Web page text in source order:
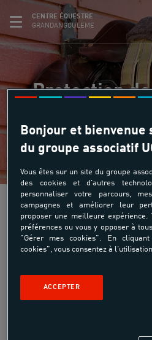
CENTRE ÉQUESTRE
GRANDANGOULEME
Protection
Toute représentation
site ou de son contenu
textes, sons, logos,
par quelques
autorisation préalable et
sanctionnée par le
Intellectuelle.
d'opposition ou un
Bonjour et bienvenue
du groupe associatif
Vous êtes sur un site du groupe
des cookies et d'autres
personnaliser votre parcours,
campagnes et améliorer leur
proposer une meilleure expérience.
préférences ou vous y opposer à
"Gérer mes cookies". En
cookies", vous consentez à
ACCEPTER